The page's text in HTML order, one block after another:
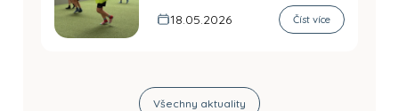
18.05.2026 Číst více
Všechny aktuality